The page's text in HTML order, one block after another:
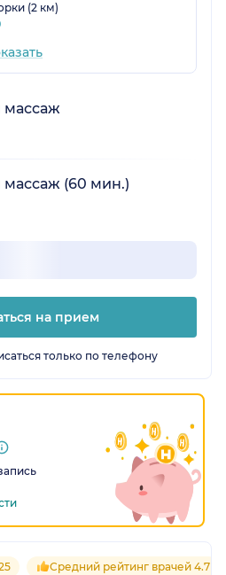
(2 км)
(60 мин.)
на прием
только по телефону
Средний рейтинг врачей 4.7